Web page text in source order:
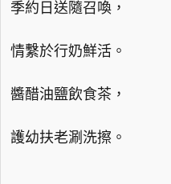
季約日送隨召喚，
情繫於行奶鮮活。
醬醋油鹽飲食茶，
護幼扶老涮洗擦。